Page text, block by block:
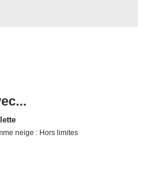
neige : Hors limites